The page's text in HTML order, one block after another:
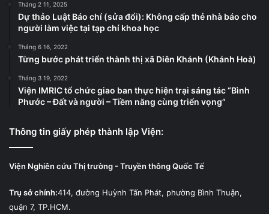
Tháng 2 11, 2025
Dự thảo Luật Báo chí (sửa đổi): Không cấp thẻ nhà báo cho
người làm việc tại tạp chí khoa học
Tháng 6 16, 2022
Từng bước phát triển thành thị xã Diên Khánh (Khánh Hoà)
Tháng 3 19, 2022
Viện IMRIC tổ chức giao ban thực hiện trại sáng tác “Bình
Phước – Đất và người – Tiềm năng cùng triển vọng”
Thông tin giấy phép thành lập Viện:
Viện Nghiên cứu Thị trường - Truyền thông Quốc Tế
Trụ sở chính:414, đường Huỳnh Tấn Phát, phường Bình Thuận,
quận 7, TP.HCM.